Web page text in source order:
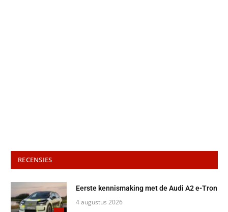
RECENSIES
Eerste kennismaking met de Audi A2 e-Tron
4 augustus 2026